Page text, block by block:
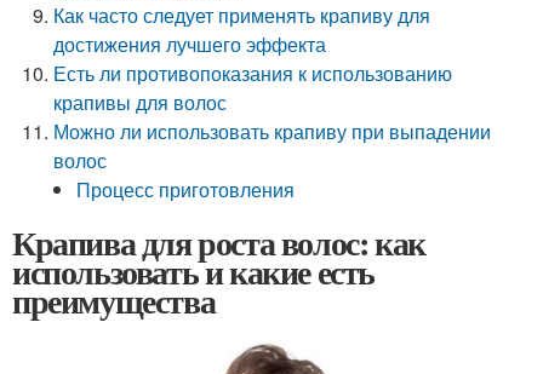
Как часто следует применять крапиву для
достижения лучшего эффекта
Есть ли противопоказания к использованию
крапивы для волос
Можно ли использовать крапиву при выпадении
волос
Процесс приготовления
Крапива для роста волос: как
использовать и какие есть
преимущества